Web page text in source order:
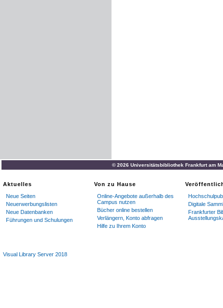
© 2026 Universitätsbibliothek Frankfurt am
Aktuelles
Neue Seiten
Neuerwerbungslisten
Neue Datenbanken
Führungen und Schulungen
Von zu Hause
Online-Angebote außerhalb des
Campus nutzen
Bücher online bestellen
Verlängern, Konto abfragen
Hilfe zu Ihrem Konto
Digitale
Frankfurter
Visual Library Server 2018